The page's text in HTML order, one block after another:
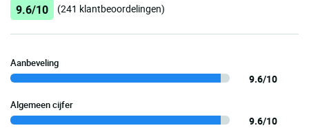
9.6/10 (241 klantbeoordelingen)
Aanbeveling
9.6/10
Algemeen cijfer
9.6/10